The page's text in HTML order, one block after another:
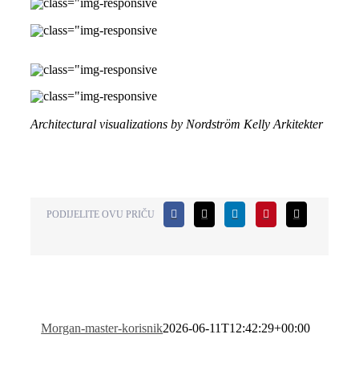
Architectural visualizations by Nordström KellyArkitekter
PODIJELITE OVU PRIČU
Morgan-master-korisnik2026-06-11T12:42:29+00:00